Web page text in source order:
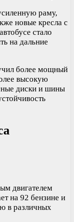
раму,
новые кресла с
стало
на дальние
более мощный
высокую
диски и шины
двигателем
на 92 бензине и
в различных